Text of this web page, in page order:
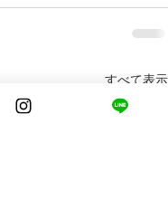
すべて表示